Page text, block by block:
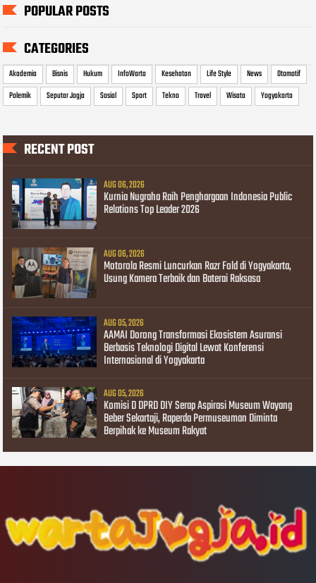
POPULAR POSTS
CATEGORIES
Akademia Bisnis Hukum InfoWarta Kesehatan Life Style News
Otomotif
Polemik
Seputar Jogja Sosial Sport Tekno Travel Wisata Yogyakarta
RECENT POST
AUG 06, 2026
Kurnia Nugraha Raih Penghargaan Indonesia Public
Relations Top Leader 2026
AUG 06, 2026
Motorola Resmi Luncurkan Razr Fold di Yogyakarta,
Usung Kamera Terbaik dan Baterai Raksasa
AUG 05, 2026
AAMAI Dorong Transformasi Ekosistem Asuransi
Berbasis Teknologi Digital Lewat Konferensi
Internasional di Yogyakarta
AUG 05, 2026
Komisi D DPRD DIY Serap Aspirasi Museum Wayang
Beber Sekartaji, Raperda Permuseuman Diminta
Berpihak ke Museum Rakyat